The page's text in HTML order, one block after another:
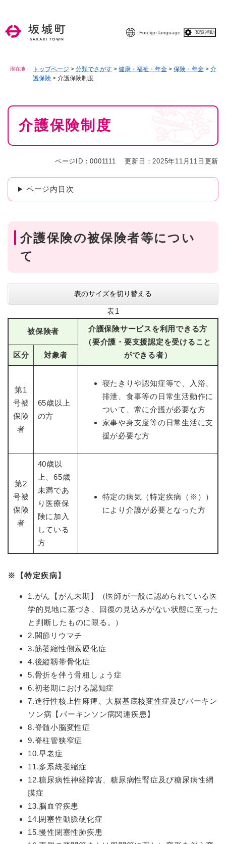
Foreign language 閲覧補助
現在地 トップページ > 分類でさがす > 健康・福祉・年金 > 保険・年金 > 介
護保険 > 介護保険制度
本
介護保険制度
ページID：0001111 更新日：2025年11月11日更新
ページ内目次
介護保険の被保険者等につい
て
表のサイズを切り替える
表1
被保険者
介護保険サービスを利用できる方
（要介護・要支援認定を受けること
ができる者）
区分 対象者
第1
号被
保険
者
65歳以上
の方
寝たきりや認知症等で、入浴、
排泄、食事等の日常生活動作に
ついて、常に介護が必要な方
家事や身支度等の日常生活に支
援が必要な方
第2
号被
保険
者
40歳以
上、65歳
未満であ
り医療保
険に加入
している
方
特定の病気（特定疾病（※））
により介護が必要となった方
※【特定疾病】
1.がん【がん末期】（医師が一般に認められている医
学的見地に基づき、回復の見込みがない状態に至った
と判断したものに限る。）
2.関節リウマチ
3.筋萎縮性側索硬化症
4.後縦靱帯骨化症
5.骨折を伴う骨粗しょう症
6.初老期における認知症
7.進行性核上性麻痺、大脳基底核変性症及びパーキン
ソン病【パーキンソン病関連疾患】
8.脊髄小脳変性症
9.脊柱管狭窄症
10.早老症
11.多系統萎縮症
12.糖尿病性神経障害、糖尿病性腎症及び糖尿病性網
膜症
13.脳血管疾患
14.閉塞性動脈硬化症
15.慢性閉塞性肺疾患